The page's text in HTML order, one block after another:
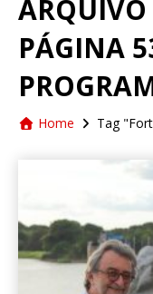
ARQUIVO
PÁGINA
Home Tag